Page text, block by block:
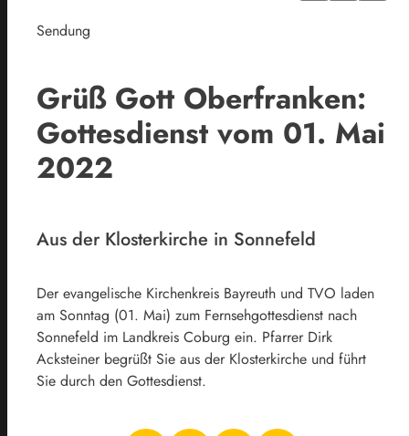
Sendung
Grüß Gott Oberfranken:
Gottesdienst vom 01. Mai
2022
Aus der Klosterkirche in Sonnefeld
Der evangelische Kirchenkreis Bayreuth und TVO laden
am Sonntag (01. Mai) zum Fernsehgottesdienst nach
Sonnefeld im Landkreis Coburg ein. Pfarrer Dirk
Acksteiner begrüßt Sie aus der Klosterkirche und führt
Sie durch den Gottesdienst.